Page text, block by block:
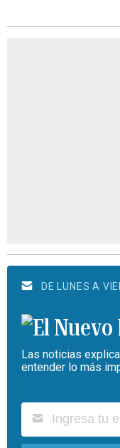
DE LUNES A
Las noticias
entender lo más